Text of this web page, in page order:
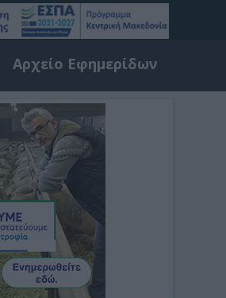
Αρχείο Εφημερίδων